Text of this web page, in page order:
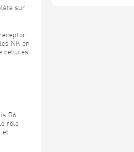
sur
NK en
cellules
B6
rôle
et